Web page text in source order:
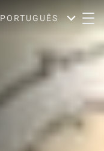
PORTUGUÊS